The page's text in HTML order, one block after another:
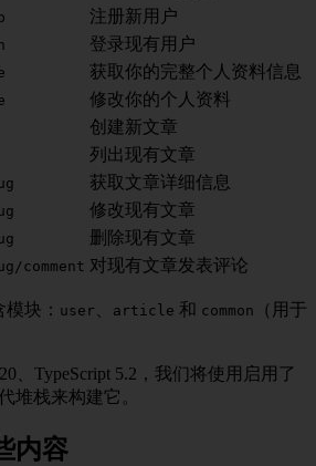
注册新用户
登录现有用户
获取你的完整个人资料信息
修改你的个人资料
创建新文章
列出现有文章
获取文章详细信息
修改现有文章
删除现有文章
对现有文章发表评论
块： user article 和 common
（用于
、TypeScript 5.2，我们将使用启用了
堆栈来构建它。
内容